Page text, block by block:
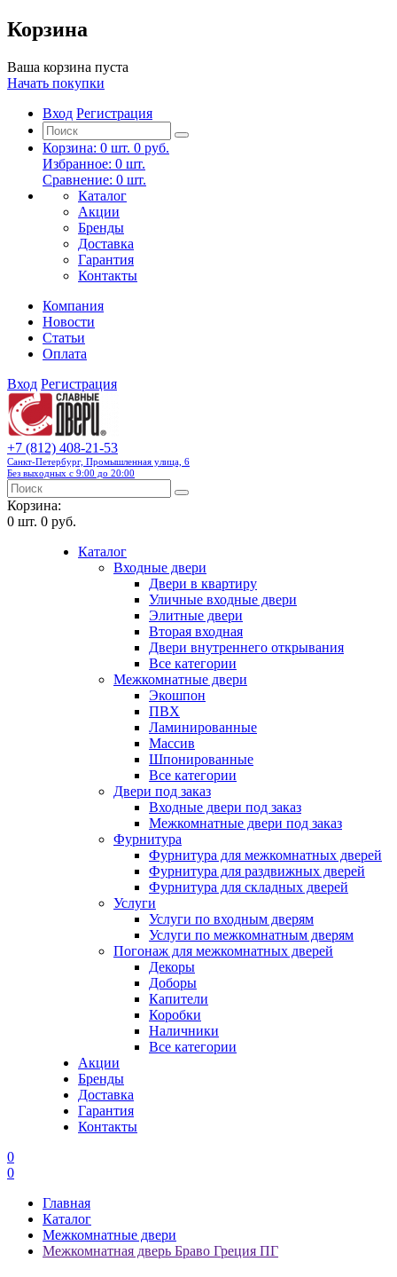
Корзина
Ваша корзина пуста
Начать покупки
Вход Регистрация
Корзина: 0 шт. 0 руб.
Избранное: 0 шт.
Сравнение: 0 шт.
Каталог
Акции
Бренды
Доставка
Гарантия
Контакты
Компания
Новости
Статьи
Оплата
Вход Регистрация
+7 (812) 408-21-53
Санкт-Петербург, Промышленная улица, 6
Без выходных с 9:00 до 20:00
Корзина:
0 шт. 0 руб.
Каталог
Входные двери
Двери в квартиру
Уличные входные двери
Элитные двери
Вторая входная
Двери внутреннего открывания
Все категории
Межкомнатные двери
Экошпон
ПВХ
Ламинированные
Массив
Шпонированные
Все категории
Двери под заказ
Входные двери под заказ
Межкомнатные двери под заказ
Фурнитура
Фурнитура для межкомнатных дверей
Фурнитура для раздвижных дверей
Фурнитура для складных дверей
Услуги
Услуги по входным дверям
Услуги по межкомнатным дверям
Погонаж для межкомнатных дверей
Декоры
Доборы
Капители
Коробки
Наличники
Все категории
Акции
Бренды
Доставка
Гарантия
Контакты
0
0
Главная
Каталог
Межкомнатные двери
Межкомнатная дверь Браво Греция ПГ